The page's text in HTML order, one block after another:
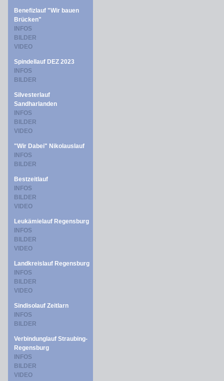
Benefizlauf "Wir bauen
Brücken"
INFOS
BILDER
VIDEO
Spindellauf DEZ 2023
INFOS
BILDER
Silvesterlauf
Sandharlanden
INFOS
BILDER
VIDEO
"Wir Dabei" Nikolauslauf
INFOS
BILDER
Bestzeitlauf
INFOS
BILDER
VIDEO
Leukämielauf Regensburg
INFOS
BILDER
VIDEO
Landkreislauf Regensburg
INFOS
BILDER
VIDEO
Sindisolauf Zeitlarn
INFOS
BILDER
Verbindunglauf Straubing-
Regensburg
INFOS
BILDER
VIDEO